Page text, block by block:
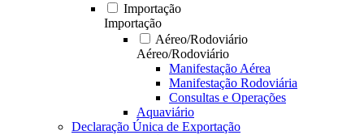
Importação
Importação
Aéreo/Rodoviário
Aéreo/Rodoviário
Manifestação Aérea
Manifestação Rodoviária
Consultas e Operações
Aquaviário
Declaração Única de Exportação